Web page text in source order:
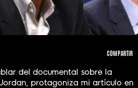
COMPARTIR
del documental sobre la
protagoniza mi artículo en